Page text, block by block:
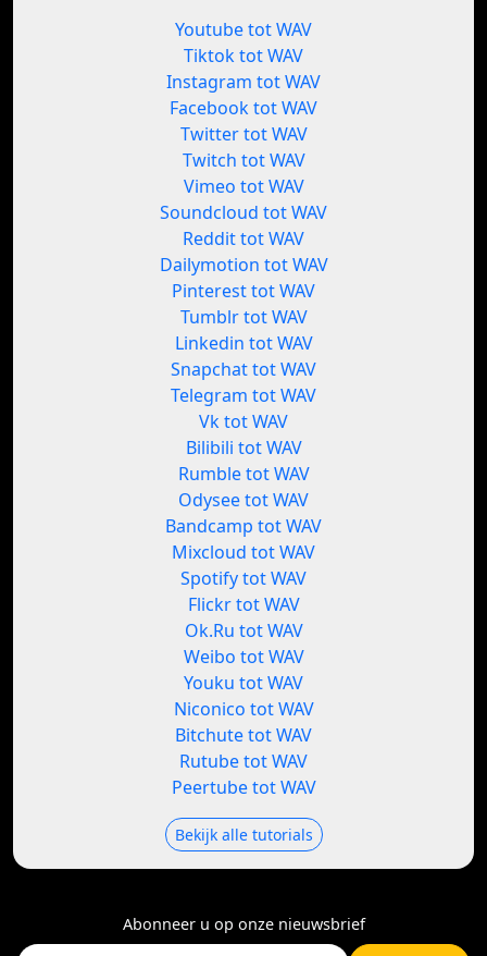
Youtube tot WAV
Tiktok tot WAV
Instagram tot WAV
Facebook tot WAV
Twitter tot WAV
Twitch tot WAV
Vimeo tot WAV
Soundcloud tot WAV
Reddit tot WAV
Dailymotion tot WAV
Pinterest tot WAV
Tumblr tot WAV
Linkedin tot WAV
Snapchat tot WAV
Telegram tot WAV
Vk tot WAV
Bilibili tot WAV
Rumble tot WAV
Odysee tot WAV
Bandcamp tot WAV
Mixcloud tot WAV
Spotify tot WAV
Flickr tot WAV
Ok.Ru tot WAV
Weibo tot WAV
Youku tot WAV
Niconico tot WAV
Bitchute tot WAV
Rutube tot WAV
Peertube tot WAV
Bekijk alle tutorials
Abonneer u op onze nieuwsbrief